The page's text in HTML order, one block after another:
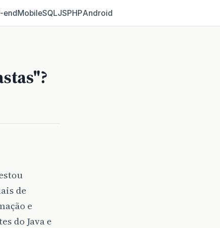
MobileSQLJSPHPAndroid
de
e
do Java e